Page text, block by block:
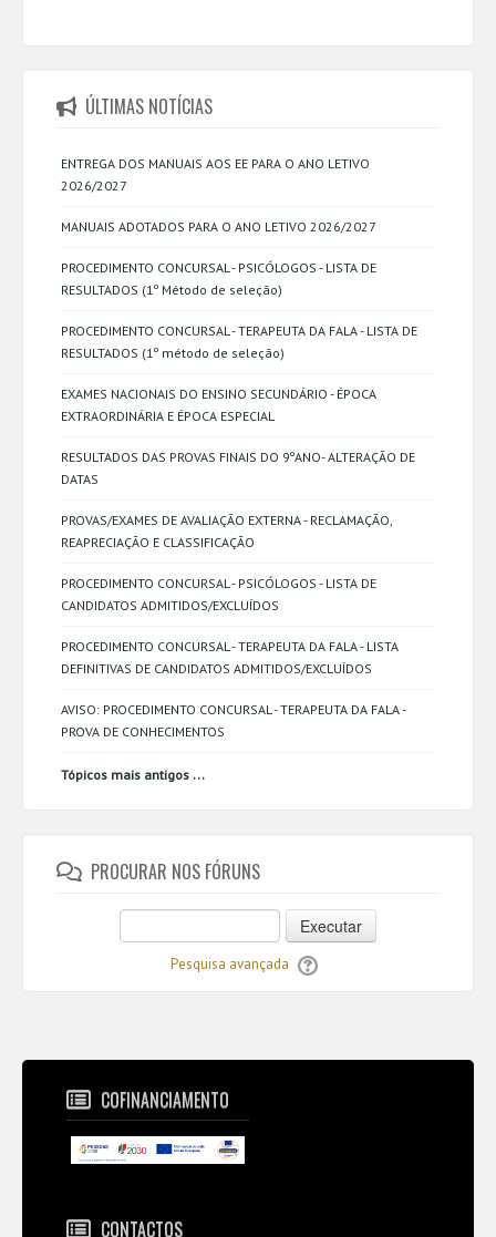
ÚLTIMAS NOTÍCIAS
ENTREGA DOS MANUAIS AOS EE PARA O ANO LETIVO
2026/2027
MANUAIS ADOTADOS PARA O ANO LETIVO 2026/2027
PROCEDIMENTO CONCURSAL - PSICÓLOGOS - LISTA DE
RESULTADOS (1º Método de seleção)
PROCEDIMENTO CONCURSAL - TERAPEUTA DA FALA - LISTA DE
RESULTADOS (1º método de seleção)
EXAMES NACIONAIS DO ENSINO SECUNDÁRIO - ÉPOCA
EXTRAORDINÁRIA E ÉPOCA ESPECIAL
RESULTADOS DAS PROVAS FINAIS DO 9ºANO- ALTERAÇÃO DE
DATAS
PROVAS/EXAMES DE AVALIAÇÃO EXTERNA - RECLAMAÇÃO,
REAPRECIAÇÃO E CLASSIFICAÇÃO
PROCEDIMENTO CONCURSAL - PSICÓLOGOS - LISTA DE
CANDIDATOS ADMITIDOS/EXCLUÍDOS
PROCEDIMENTO CONCURSAL - TERAPEUTA DA FALA - LISTA
DEFINITIVAS DE CANDIDATOS ADMITIDOS/EXCLUÍDOS
AVISO: PROCEDIMENTO CONCURSAL - TERAPEUTA DA FALA -
PROVA DE CONHECIMENTOS
Tópicos mais antigos ...
PROCURAR NOS FÓRUNS
Executar
Pesquisa avançada
COFINANCIAMENTO
CONTACTOS